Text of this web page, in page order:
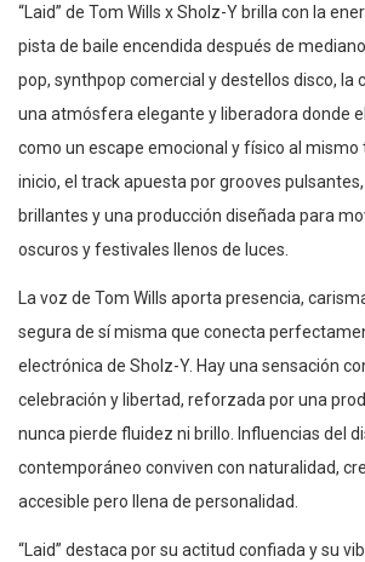
“Laid” de Tom Wills x Sholz-Y brilla con la
pista de baile encendida después de
pop, synthpop comercial y destellos disco, la
una atmósfera elegante y liberadora donde
como un escape emocional y físico al mismo
inicio, el track apuesta por grooves
brillantes y una producción diseñada para
oscuros y festivales llenos de luces.
La voz de Tom Wills aporta presencia,
segura de sí misma que conecta
electrónica de Sholz-Y. Hay una sensación
celebración y libertad, reforzada por una
nunca pierde fluidez ni brillo. Influencias del
contemporáneo conviven con naturalidad,
accesible pero llena de personalidad.
“Laid” destaca por su actitud confiada y su